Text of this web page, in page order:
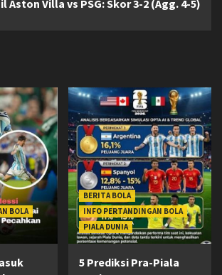
Aston Villa vs PSG: Skor 3-2 (Agg. 4-5)
BOLA
BERITA BOLA
INFO PERTANDINGAN BOLA
PIALA DUNIA
5 Prediksi Pra-Piala